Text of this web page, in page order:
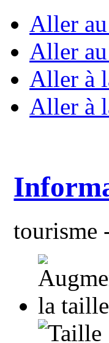
Aller
Aller
Aller à
Aller à
tourisme